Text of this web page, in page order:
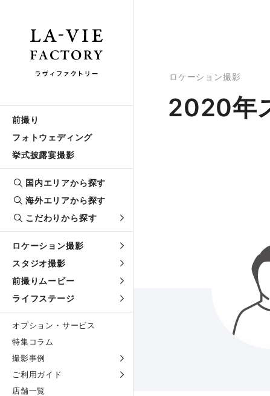
前撮り
フォトウェディング
挙式披露宴撮影
国内エリアから探す
海外エリアから探す
こだわりから探す
ロケーション撮影
スタジオ撮影
前撮りムービー
ライフステージ
オプション・サービス
特集コラム
撮影事例
ご利用ガイド
店舗一覧
ロケーション撮影
2020年